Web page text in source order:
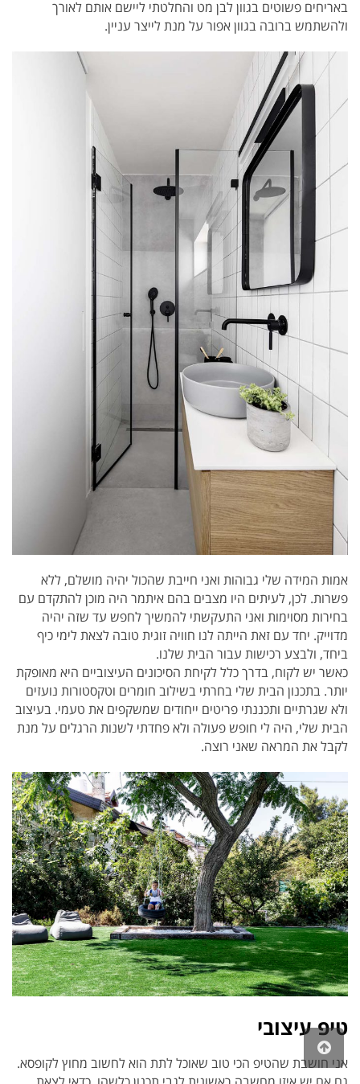
באריחים פשוטים בגוון לבן מט והחלטתי ליישם אותם לאורך
ולהשתמש ברובה בגוון אפור על מנת לייצר עניין.
אמות המידה שלי גבוהות ואני חייבת שהכול יהיה מושלם, ללא
פשרות. לכן, לעיתים היו מצבים בהם איתמר היה מוכן להתקדם עם
בחירות מסוימות ואני התעקשתי להמשיך לחפש עד שזה יהיה
מדוייק. יחד עם זאת הייתה לנו חוויה זוגית טובה לצאת לימי כיף
ביחד, ולבצע רכישות עבור הבית שלנו.
כאשר יש לקוח, בדרך כלל לקיחת הסיכונים העיצוביים היא מאופקת
יותר. בתכנון הבית שלי בחרתי בשילוב חומרים וטקסטורות נועזים
ולא שגרתיים ותכננתי פריטים ייחודים שמשקפים את טעמי. בעיצוב
הבית שלי, היה לי חופש פעולה ולא פחדתי לשנות הרגלים על מנת
לקבל את המראה שאני רוצה.
טיפ עיצובי
אני חושבת שהטיפ הכי טוב שאוכל לתת הוא לחשוב מחוץ לקופסא.
גלילה
לראש
העמוד